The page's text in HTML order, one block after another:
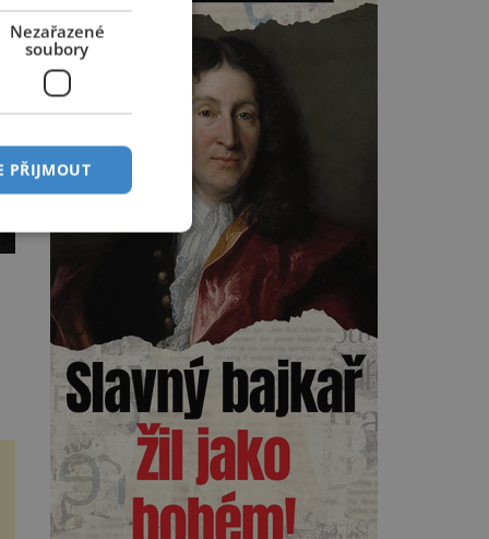
sebe. Američan Robert William
Kearns (1927–2005), který
během vlastní svatby přijde […]
Nezařazené
soubory
PŘIJMOUT